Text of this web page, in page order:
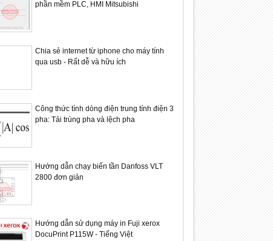
phần mềm PLC, HMI Mitsubishi
Chia sẻ internet từ iphone cho máy tính
qua usb - Rất dễ và hữu ích
Công thức tính dòng điện trung tính điện 3
pha: Tải trùng pha và lệch pha
Hướng dẫn chạy biến tần Danfoss VLT
2800 đơn giản
Hướng dẫn sử dụng máy in Fuji xerox
DocuPrint P115W - Tiếng Việt